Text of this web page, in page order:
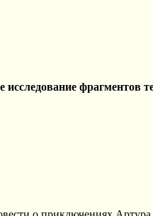
исследование фрагментов